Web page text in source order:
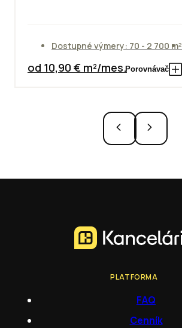
Dostupné výmery: 70 - 2 700 m²
od 10,90 € m²/mes.Porovnávač
PLATFORMA
FAQ
Cenník